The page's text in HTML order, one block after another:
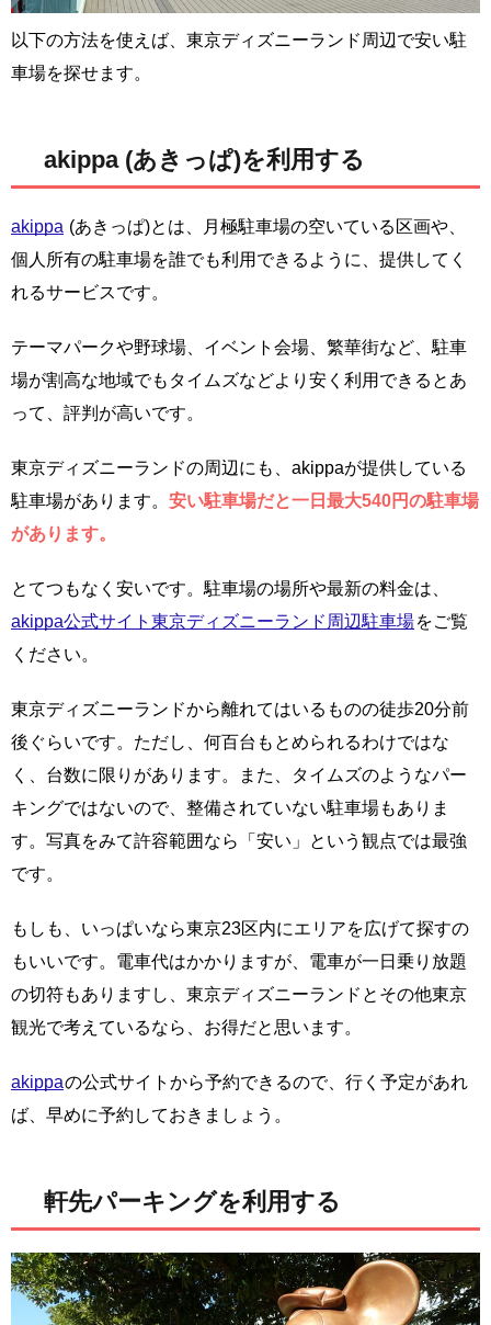
以下の方法を使えば、東京ディズニーランド周辺で安い駐
車場を探せます。
akippa (あきっぱ)を利用する
akippa (あきっぱ)とは、月極駐車場の空いている区画や、
個人所有の駐車場を誰でも利用できるように、提供してく
れるサービスです。
テーマパークや野球場、イベント会場、繁華街など、駐車
場が割高な地域でもタイムズなどより安く利用できるとあ
って、評判が高いです。
東京ディズニーランドの周辺にも、akippaが提供している
駐車場があります。 安い駐車場だと一日最大540円の駐車場
があります。
とてつもなく安いです。駐車場の場所や最新の料金は、
akippa公式サイト東京ディズニーランド周辺駐車場をご覧
ください。
東京ディズニーランドから離れてはいるものの徒歩20分前
後ぐらいです。ただし、何百台もとめられるわけではな
く、台数に限りがあります。また、タイムズのようなパー
キングではないので、整備されていない駐車場もありま
す。写真をみて許容範囲なら「安い」という観点では最強
です。
もしも、いっぱいなら東京23区内にエリアを広げて探すの
もいいです。電車代はかかりますが、電車が一日乗り放題
の切符もありますし、東京ディズニーランドとその他東京
観光で考えているなら、お得だと思います。
akippaの公式サイトから予約できるので、行く予定があれ
ば、早めに予約しておきましょう。
軒先パーキングを利用する